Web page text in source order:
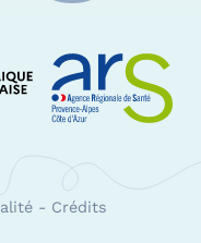
- Crédits